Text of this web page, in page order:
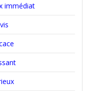
immédiat